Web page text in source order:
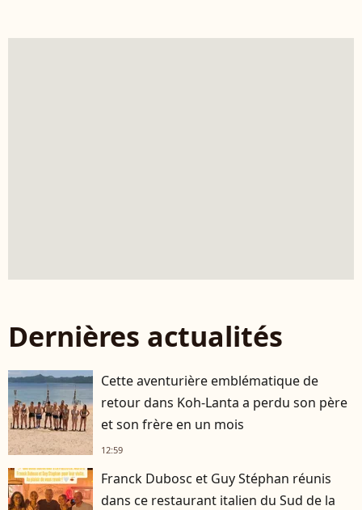
Dernières actualités
Cette aventurière emblématique de
retour dans Koh-Lanta a perdu son père
et son frère en un mois
12:59
Franck Dubosc et Guy Stéphan réunis
dans ce restaurant italien du Sud de la